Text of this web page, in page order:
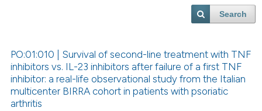
Search
PO:01:010 | Survival of second-line treatment with TNF
inhibitors vs. IL-23 inhibitors after failure of a first TNF
inhibitor: a real-life observational study from the Italian
multicenter BIRRA cohort in patients with psoriatic
arthritis